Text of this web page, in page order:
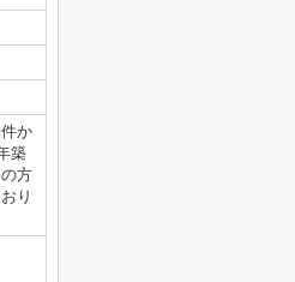
か
築
方
り